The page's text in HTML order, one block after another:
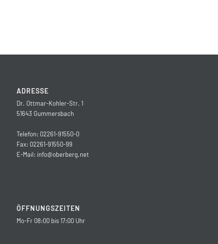
ADRESSE
Dr. Ottmar-Kohler-Str. 1
51643 Gummersbach
Telefon: 02261-91550-0
Fax: 02261-91550-99
E-Mail: info@oberberg.net
ÖFFNUNGSZEITEN
Mo-Fr 08:00 bis 17:00 Uhr